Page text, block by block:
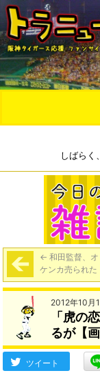
しばらく
← 和田監督、
ケンカ売られた
2012年10月
「虎の
るが【
ツイート